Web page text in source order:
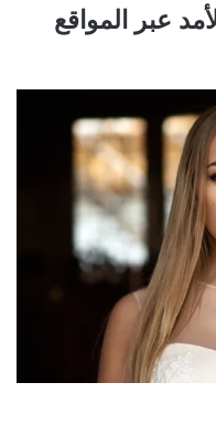
عبر المواقع